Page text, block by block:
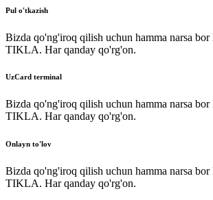
Pul o'tkazish
Bizda qo'ng'iroq qilish uchun hamma narsa bor
TIKLA. Har qanday qo'rg'on.
UzCard terminal
Bizda qo'ng'iroq qilish uchun hamma narsa bor
TIKLA. Har qanday qo'rg'on.
Onlayn to'lov
Bizda qo'ng'iroq qilish uchun hamma narsa bor
TIKLA. Har qanday qo'rg'on.